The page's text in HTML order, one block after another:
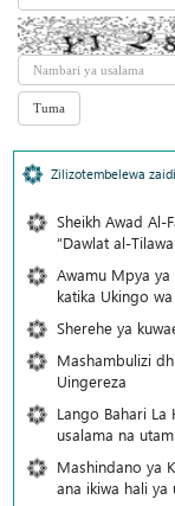
Zilizotembelewa zaidi
Sheikh Awad Al-
“Dawlat al-
Awamu Mpya
katika Ukingo
Sherehe ya
Mashambulizi
Uingereza
Lango Bahari
usalama na
Mashindano ya
ana ikiwa hali ya